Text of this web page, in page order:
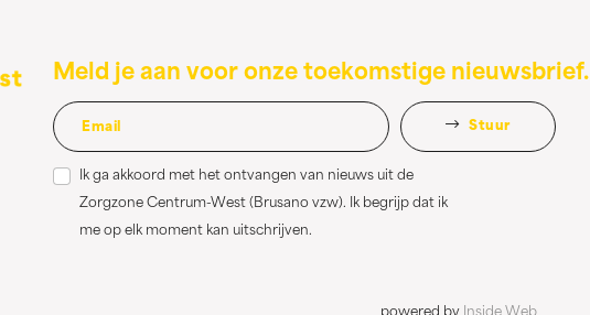
Meld je aan voor onze toekomstige nieuwsbrief.
Stuur
Ik ga akkoord met het ontvangen van nieuws uit de
Zorgzone Centrum-West (Brusano vzw). Ik begrijp dat ik
me op elk moment kan uitschrijven.
powered by Inside Web